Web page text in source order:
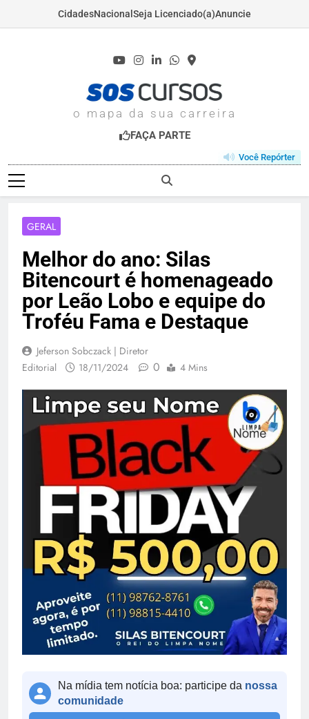
CidadesNacional Seja Licenciado(a)Anuncie
o mapa da sua carreira
FAÇA PARTE
Você Repórter
GERAL
Melhor do ano: Silas
Bitencourt é homenageado
por Leão Lobo e equipe do
Troféu Fama e Destaque
Jeferson Sobczack | Diretor
Editorial
18/11/2024 0 4 Mins
Na mídia tem notícia boa: participe da nossa
comunidade